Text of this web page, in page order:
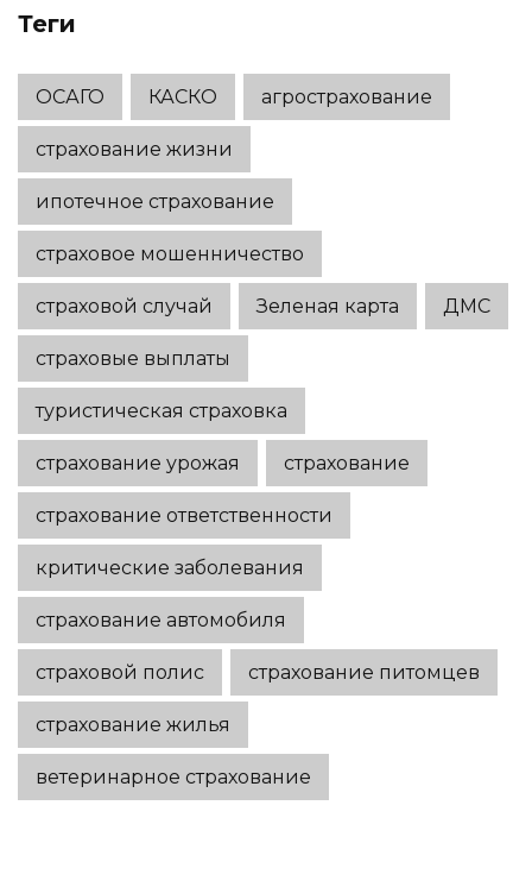
Теги
ОСАГО КАСКО агрострахование
страхование жизни
ипотечное страхование
страховое мошенничество
страховой случай Зеленая карта ДМС
страховые выплаты
туристическая страховка
страхование урожая страхование
страхование ответственности
критические заболевания
страхование автомобиля
страховой полис страхование питомцев
страхование жилья
ветеринарное страхование